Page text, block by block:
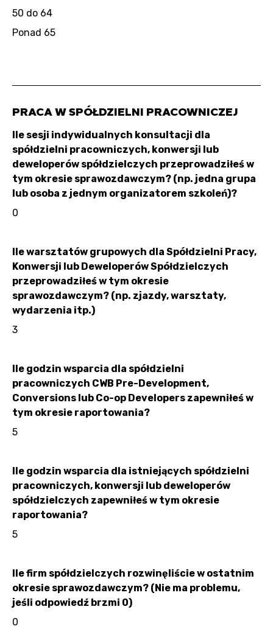
50 do 64
Ponad 65
PRACA W SPÓŁDZIELNI PRACOWNICZEJ
Ile sesji indywidualnych konsultacji dla
spółdzielni pracowniczych, konwersji lub
deweloperów spółdzielczych przeprowadziłeś w
tym okresie sprawozdawczym? (np. jedna grupa
lub osoba z jednym organizatorem szkoleń)?
0
Ile warsztatów grupowych dla Spółdzielni Pracy,
Konwersji lub Deweloperów Spółdzielczych
przeprowadziłeś w tym okresie
sprawozdawczym? (np. zjazdy, warsztaty,
wydarzenia itp.)
3
Ile godzin wsparcia dla spółdzielni
pracowniczych CWB Pre-Development,
Conversions lub Co-op Developers zapewniłeś w
tym okresie raportowania?
5
Ile godzin wsparcia dla istniejących spółdzielni
pracowniczych, konwersji lub deweloperów
spółdzielczych zapewniłeś w tym okresie
raportowania?
5
Ile firm spółdzielczych rozwinęliście w ostatnim
okresie sprawozdawczym? (Nie ma problemu,
jeśli odpowiedź brzmi 0)
0